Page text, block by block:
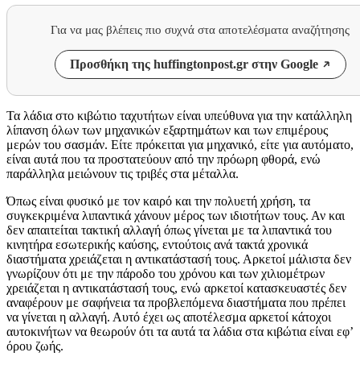
Για να μας βλέπεις πιο συχνά στα αποτελέσματα αναζήτησης
Προσθήκη της huffingtonpost.gr στην Google
Τα λάδια στο κιβώτιο ταχυτήτων είναι υπεύθυνα για την κατάλληλη
λίπανση όλων των μηχανικών εξαρτημάτων και των επιμέρους
μερών του σασμάν. Είτε πρόκειται για μηχανικό, είτε για αυτόματο,
είναι αυτά που τα προστατεύουν από την πρόωρη φθορά, ενώ
παράλληλα μειώνουν τις τριβές στα μέταλλα.
Όπως είναι φυσικό με τον καιρό και την πολυετή χρήση, τα
συγκεκριμένα λιπαντικά χάνουν μέρος των ιδιοτήτων τους. Αν και
δεν απαιτείται τακτική αλλαγή όπως γίνεται με τα λιπαντικά του
κινητήρα εσωτερικής καύσης, εντούτοις ανά τακτά χρονικά
διαστήματα χρειάζεται η αντικατάστασή τους. Αρκετοί μάλιστα δεν
γνωρίζουν ότι με την πάροδο του χρόνου και των χιλιομέτρων
χρειάζεται η αντικατάστασή τους, ενώ αρκετοί κατασκευαστές δεν
αναφέρουν με σαφήνεια τα προβλεπόμενα διαστήματα που πρέπει
να γίνεται η αλλαγή. Αυτό έχει ως αποτέλεσμα αρκετοί κάτοχοι
αυτοκινήτων να θεωρούν ότι τα αυτά τα λάδια στα κιβώτια είναι εφ’
όρου ζωής.